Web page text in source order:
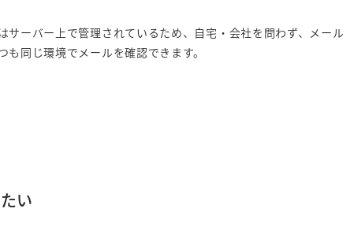
サーバー上で管理されているため、自宅・会社を問わず、メー
も同じ環境でメールを確認できます。
い